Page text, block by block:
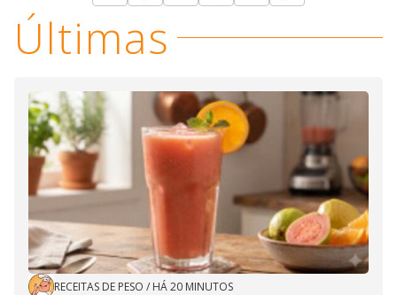
Últimas
RECEITAS DE PESO / HÁ 20 MINUTOS